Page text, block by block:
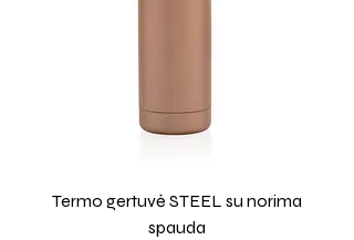
Termo gertuvė STEEL su norima
spauda